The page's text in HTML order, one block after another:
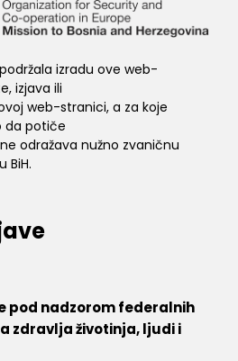
izradu ove web-
izjava ili
web-stranici, a za koje
da potiče
ne odražava nužno zvaničnu
BiH.
pod nadzorom federalnih
zdravlja životinja, ljudi i